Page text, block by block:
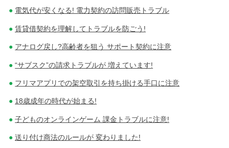
電気代が安くなる! 電力契約の訪問販売トラブル
賃貸借契約を理解してトラブルを防ごう!
アナログ戻し?高齢者を狙う サポート契約に注意
“サブスク”の請求トラブルが 増えています!
フリマアプリでの架空取引を持ち掛ける手口に注意
18歳成年の時代が始まる!
子どものオンラインゲーム 課金トラブルに注意!
送り付け商法のルールが 変わりました!